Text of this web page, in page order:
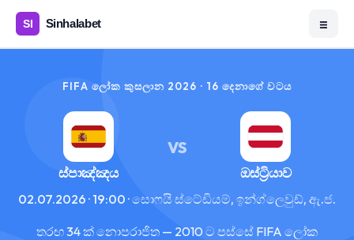
☰
FIFA ලෝක කුසලාන 2026 · 16 දෙනාගේ වටය
ස්පාඤ්ඤය
VS
ඔස්ට්‍රියාව
02.07.2026 · 19:00 · සොෆයි ස්ටේඩියම්, ඉන්ග්ලෙවුඩ්, ඇ.ජ.
තරඟ 34 ක් නොපරාජිත — 2010 ට පස්සේ FIFA ලෝක